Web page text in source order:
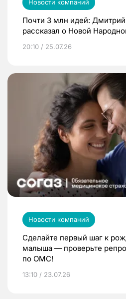
Новости компаний
Почти 3 млн идей:
рассказал о Новой
20:10 / 25.07.26
Новости компаний
Сделайте первый шаг к
малыша — проверьте
по ОМС!
13:10 / 23.07.26